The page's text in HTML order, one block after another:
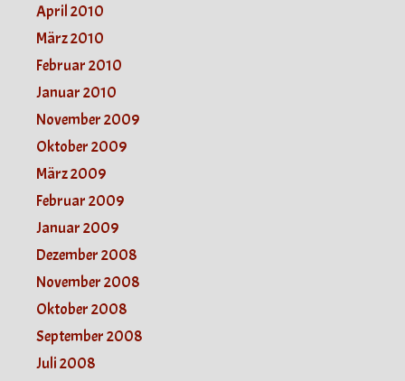
April 2010
März 2010
Februar 2010
Januar 2010
November 2009
Oktober 2009
März 2009
Februar 2009
Januar 2009
Dezember 2008
November 2008
Oktober 2008
September 2008
Juli 2008